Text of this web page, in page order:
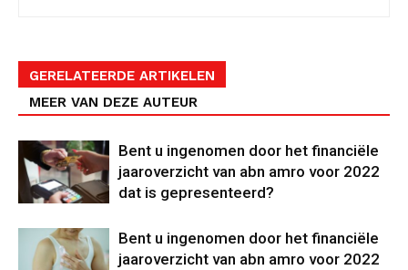
GERELATEERDE ARTIKELEN
MEER VAN DEZE AUTEUR
Bent u ingenomen door het financiële
jaaroverzicht van abn amro voor 2022
dat is gepresenteerd?
Bent u ingenomen door het financiële
jaaroverzicht van abn amro voor 2022